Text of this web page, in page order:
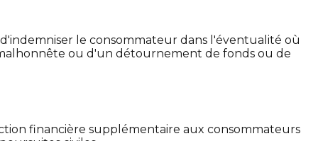
le consommateur dans l'éventualité où
ou d'un détournement de fonds ou de
financière supplémentaire aux consommateurs